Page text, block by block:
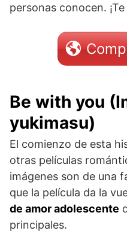
personas conocen.
Be with you
yukimasu)
El comienzo de esta
otras películas
imágenes son de una
que la película da la
de amor adolescente
principales.